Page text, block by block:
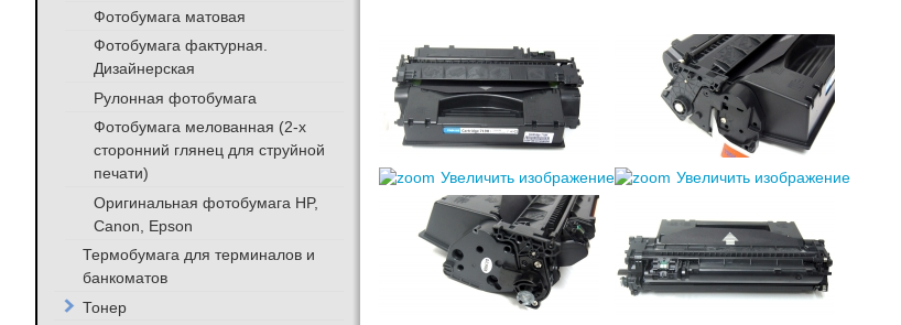
Увеличить изображение Увеличить изображение
Фотобумага матовая
Фотобумага фактурная.
Дизайнерская
Рулонная фотобумага
Фотобумага мелованная (2-х
сторонний глянец для струйной
печати)
Оригинальная фотобумага HP,
Canon, Epson
Термобумага для терминалов и
банкоматов
Тонер